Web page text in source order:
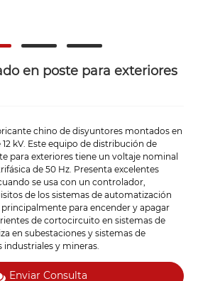
en poste para exteriores
chino de disyuntores montados en
kV. Este equipo de distribución de
para exteriores tiene un voltaje nominal
de 50 Hz. Presenta excelentes
se usa con un controlador,
de los sistemas de automatización
para encender y apagar
de cortocircuito en sistemas de
en subestaciones y sistemas de
y mineras.
Enviar Consulta